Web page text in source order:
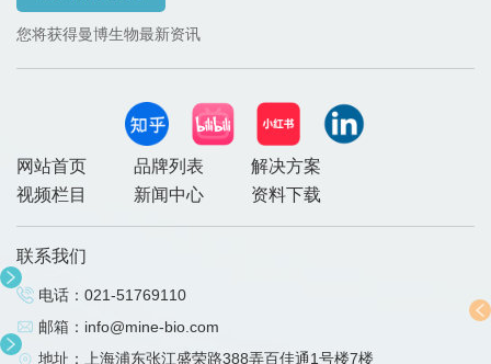
您将获得曼博生物最新资讯
网站首页 品牌列表
解决方案
视频栏目
新闻中心 资料下载
联系我们
电话： 021-51769110
邮箱： info@mine-bio.com
地址：上海浦东张江盛荣路388弄百佳通1号楼7楼